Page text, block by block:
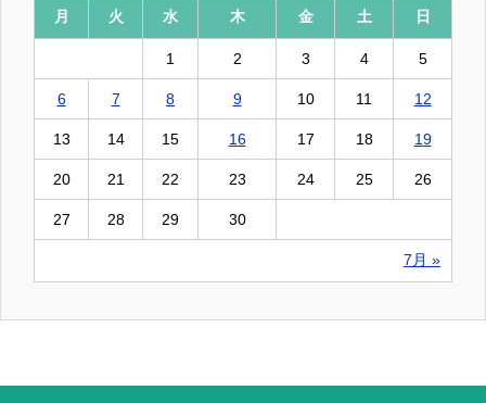
月
火 水 木 金 土 日
7月 »
1 2 3 4 5
6 7 8 9 10 11 12
13 14 15 16 17 18 19
20 21 22 23 24 25 26
27 28 29 30